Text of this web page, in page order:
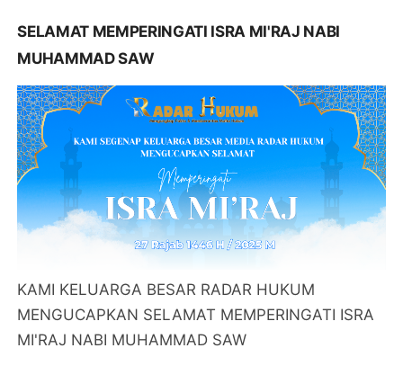
SELAMAT MEMPERINGATI ISRA MI'RAJ NABI
MUHAMMAD SAW
KAMI KELUARGA BESAR RADAR HUKUM
MENGUCAPKAN SELAMAT MEMPERINGATI ISRA
MI'RAJ NABI MUHAMMAD SAW